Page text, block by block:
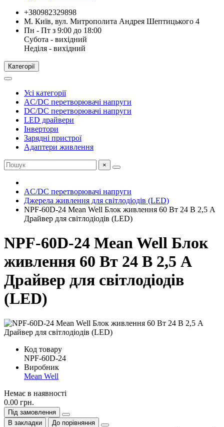
+380982329898
М. Київ, вул. Митрополита Андрея Шептицького 4
Пн - Пт з 9:00 до 18:00
Субота - вихідний
Неділя - вихідний
Категорії
Усі категорії
AC/DC перетворювачі напруги
DC/DC перетворювачі напруги
LED драйвери
Інвертори
Зарядні пристрої
Адаптери живлення
×
AC/DC перетворювачі напруги
Джерела живлення для світлодіодів (LED)
NPF-60D-24 Mean Well Блок живлення 60 Вт 24 В 2,5 А
Драйвер для світлодіодів (LED)
NPF-60D-24 Mean Well Блок
живлення 60 Вт 24 В 2,5 А
Драйвер для світлодіодів
(LED)
Код товару
NPF-60D-24
Виробник
Mean Well
Немає в наявності
0.00 грн.
Під замовлення
В закладки
До порівняння